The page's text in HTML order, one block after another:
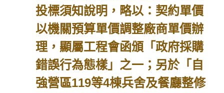
投標須知說明，略以：契約單價
以機關預算單價調整廠商單價辦
理，顯屬工程會函頒「政府採購
錯誤行為態樣」之一；另於「自
強營區119等4棟兵舍及餐廳整修